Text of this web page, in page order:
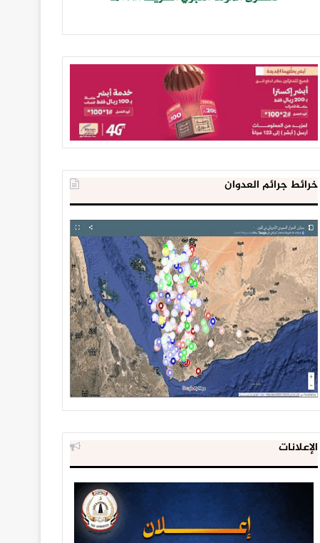
خرائط جرائم العدوان
الإعلانات